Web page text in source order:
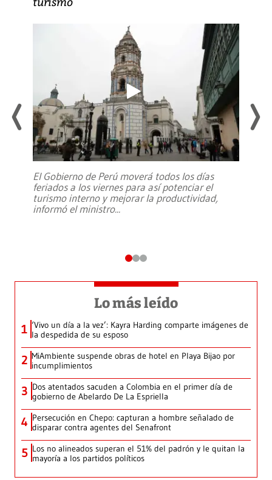
El Gobierno de Perú moverá todos los días
feriados a los viernes para así potenciar el
turismo interno y mejorar la productividad,
informó el ministro...
Lo más leído
1 ‘Vivo un día a la vez’: Kayra Harding comparte imágenes de
la despedida de su esposo
2 MiAmbiente suspende obras de hotel en Playa Bijao por
incumplimientos
3 Dos atentados sacuden a Colombia en el primer día de
gobierno de Abelardo De La Espriella
4 Persecución en Chepo: capturan a hombre señalado de
disparar contra agentes del Senafront
5 Los no alineados superan el 51% del padrón y le quitan la
mayoría a los partidos políticos